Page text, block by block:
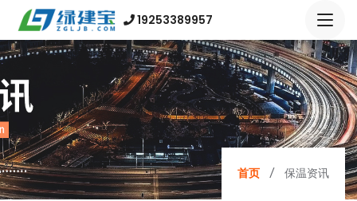
19253389957
首页 保温资讯